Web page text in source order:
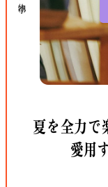
夏を全力で
愛用